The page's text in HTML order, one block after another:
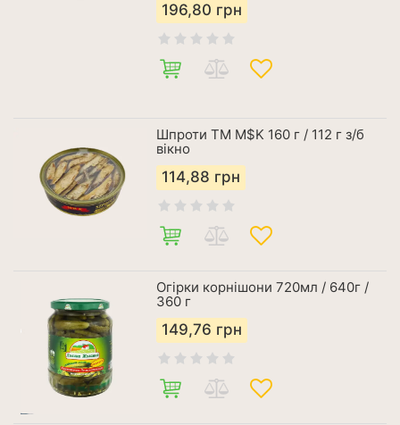
196,80 грн
Шпроти ТМ М$K 160 г / 112 г з/б
вікно
114,88 грн
Огірки корнішони 720мл / 640г /
360 г
149,76 грн